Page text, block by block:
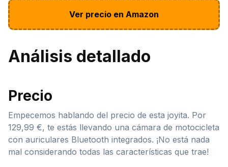
Ver precio en Amazon
Análisis detallado
Precio
Empecemos hablando del precio de esta joyita. Por
129,99 €, te estás llevando una cámara de motocicleta
con auriculares Bluetooth integrados. ¡No está nada
mal considerando todas las características que trae!